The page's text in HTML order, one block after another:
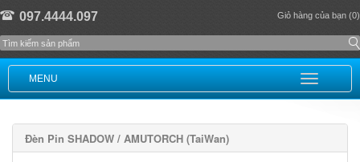
097.4444.097 Giỏ hàng của bạn (0)
MENU
Đèn Pin SHADOW / AMUTORCH (TaiWan)